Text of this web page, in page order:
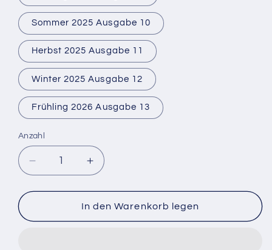
Sommer 2025 Ausgabe 10
Herbst 2025 Ausgabe 11
Winter 2025 Ausgabe 12
Frühling 2026 Ausgabe 13
Anzahl
Verringere
die
Menge
Enjoils
Erhöhe
die
Menge
für
Enjoils
In den Warenkorb legen